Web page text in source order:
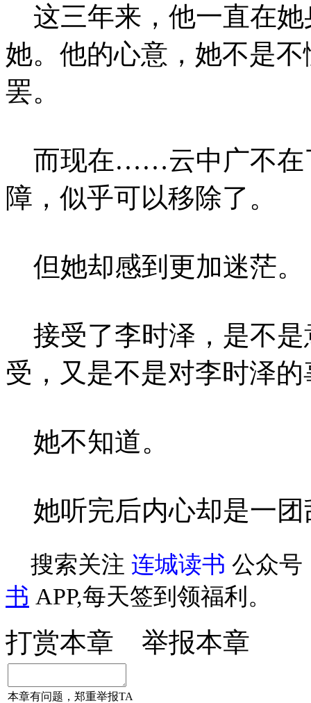
这三年来，他一直在她
她。他的心意，她不是
罢。
而现在……云中广不在
障，似乎可以移除了。
但她却感到更加迷茫。
接受了李时泽，是不是
受，又是不是对李时泽的
她不知道。
她听完后内心却是一
搜索关注 连城读书 公众号
书 APP,每天签到领福利。
打赏本章 举报本章
本章有问题，郑重举报TA